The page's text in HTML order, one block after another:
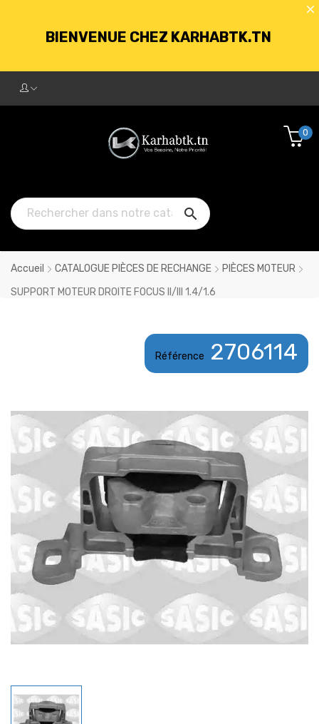
BIENVENUE CHEZ KARHABTK.TN
250DT D'ACHATS

0
Accueil CATALOGUE PIÈCES DE RECHANGE
PIÈCES MOTEUR
SUPPORT MOTEUR DROITE FOCUS II/III 1.4/1.6
Référence 2706114